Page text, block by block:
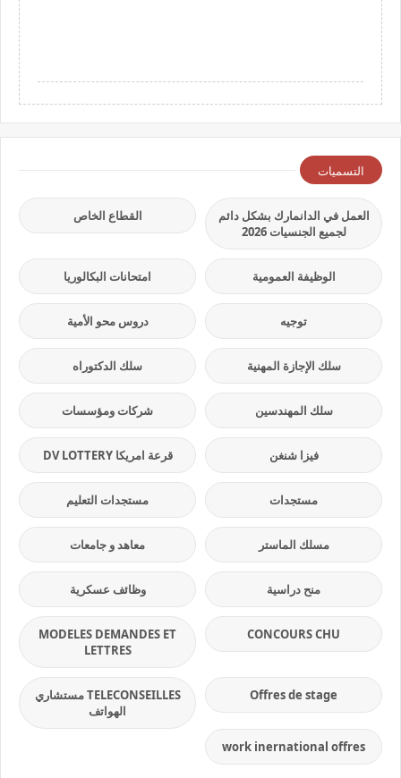
التسميات
العمل في الدانمارك بشكل دائم
لجميع الجنسيات 2026
القطاع الخاص
الوظيفة العمومية امتحانات البكالوريا
توجيه دروس محو الأمية
سلك الإجازة المهنية سلك الدكتوراه
سلك المهندسين شركات ومؤسسات
فيزا شنغن قرعة امريكا DV LOTTERY
مستجدات مستجدات التعليم
مسلك الماستر معاهد و جامعات
منح دراسية وظائف عسكرية
CONCOURS CHU
MODELES DEMANDES ET
LETTRES
Offres de stage
TELECONSEILLES مستشاري
الهواتف
work inernational offres